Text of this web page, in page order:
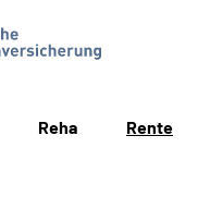
Reha Rente